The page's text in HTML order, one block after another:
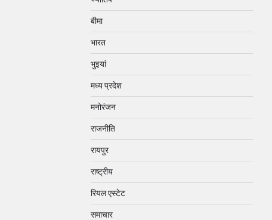
बीमा
भारत
भुइयां
मध्य प्रदेश
मनोरंजन
राजनीति
रायपुर
राष्ट्रीय
रियल एस्टेट
समाचार